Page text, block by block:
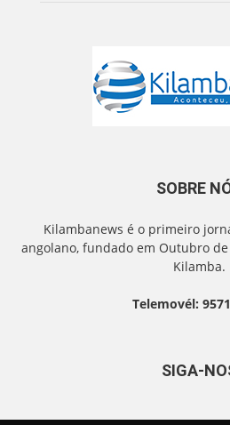
SOBRE
Kilambanews é o primeiro
angolano, fundado em Outubro
Kilamba.
Telemovél:
SIGA-